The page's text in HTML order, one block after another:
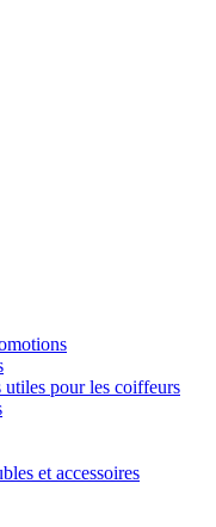
pour les coiffeurs
et accessoires